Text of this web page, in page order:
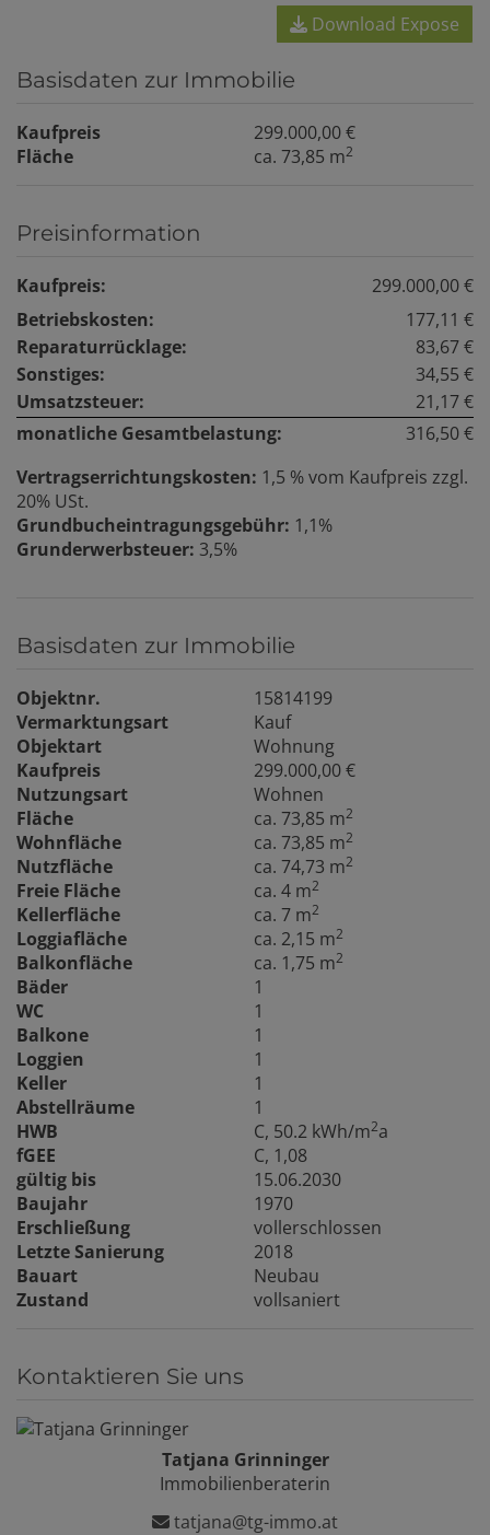
Download Expose
Basisdaten zur Immobilie
Kaufpreis
299.000,00 €
Fläche
ca. 73,85 m2
Preisinformation
Kaufpreis:
299.000,00 €
Betriebskosten:
177,11 €
Reparaturrücklage:
83,67 €
Sonstiges:
34,55 €
Umsatzsteuer:
21,17 €
monatliche Gesamtbelastung:
316,50 €
Vertragserrichtungskosten: 1,5 % vom Kaufpreis zzgl.
20% USt.
Grundbucheintragungsgebühr: 1,1%
Grunderwerbsteuer: 3,5%
Basisdaten zur Immobilie
Objektnr.
15814199
Vermarktungsart
Kauf
Objektart
Wohnung
Kaufpreis
299.000,00 €
Nutzungsart
Wohnen
Fläche
ca. 73,85 m2
Wohnfläche ca. 73,85 m2
Nutzfläche ca. 74,73 m2
Freie Fläche ca. 4 m2
Kellerfläche ca. 7 m2
Loggiafläche ca. 2,15 m2
Balkonfläche ca. 1,75 m2
Bäder
1
WC
1
Balkone
1
Loggien
1
Keller
1
Abstellräume
1
HWB
C, 50.2 kWh/m2a
fGEE
C, 1,08
gültig bis
15.06.2030
Baujahr
1970
Erschließung
vollerschlossen
Letzte Sanierung
2018
Bauart
Neubau
Zustand
vollsaniert
Kontaktieren Sie uns
Tatjana Grinninger
Immobilienberaterin
tatjana@tg-immo.at